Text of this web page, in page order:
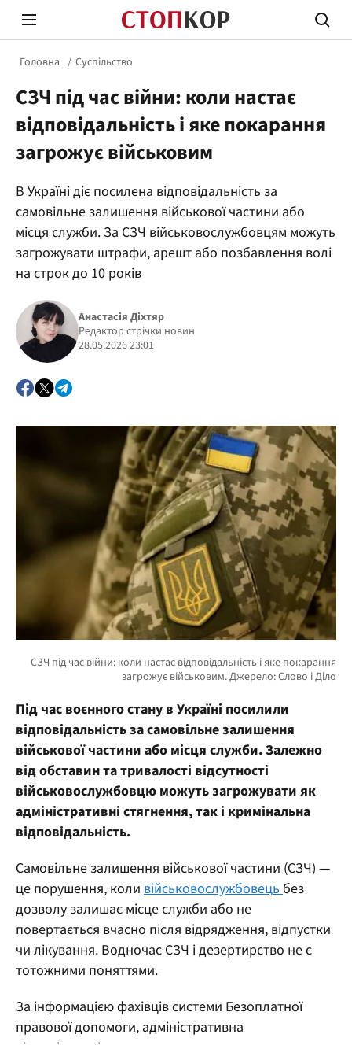
Політика
Головна Суспільство
СЗЧ під час війни: коли настає
відповідальність і яке покарання
загрожує військовим
В Україні діє посилена відповідальність за
самовільне залишення військової частини або
місця служби. За СЗЧ військовослужбовцям можуть
загрожувати штрафи, арешт або позбавлення волі
на строк до 10 років
Анастасія Діхтяр
Редактор стрічки новин
28.05.2026 23:01
Під час воєнного стану в Україні посилили
відповідальність за самовільне залишення
військової частини або місця служби. Залежно
від обставин та тривалості відсутності
військовослужбовцю можуть загрожувати як
адміністративні стягнення, так і кримінальна
відповідальність.
Самовільне залишення військової частини (СЗЧ) —
це порушення, коли військовослужбовець без
дозволу залишає місце служби або не
повертається вчасно після відрядження, відпустки
чи лікування. Водночас СЗЧ і дезертирство не є
тотожними поняттями.
За інформацією фахівців системи Безоплатної
правової допомоги, адміністративна